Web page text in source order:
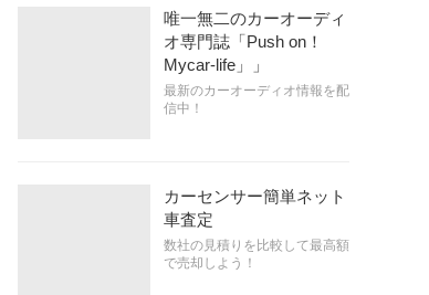
唯一無二のカーオーディ
オ専門誌「Push on！
Mycar-life」」
最新のカーオーディオ情報を配
信中！
カーセンサー簡単ネット
車査定
数社の見積りを比較して最高額
で売却しよう！